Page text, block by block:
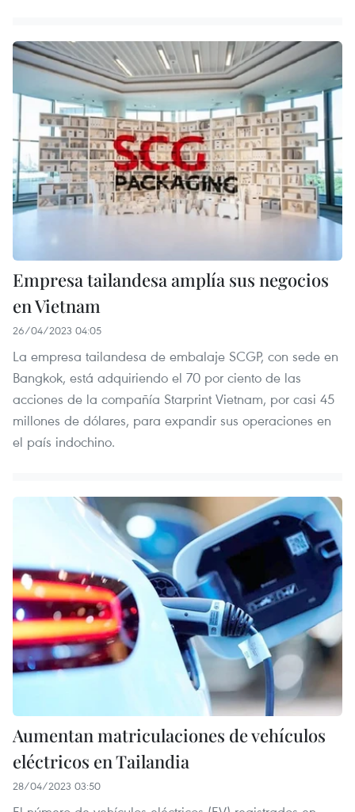
Empresa tailandesa amplía sus negocios
en Vietnam
26/04/2023 04:05
La empresa tailandesa de embalaje SCGP, con sede en
Bangkok, está adquiriendo el 70 por ciento de las
acciones de la compañía Starprint Vietnam, por casi 45
millones de dólares, para expandir sus operaciones en
el país indochino.
Aumentan matriculaciones de vehículos
eléctricos en Tailandia
28/04/2023 03:50